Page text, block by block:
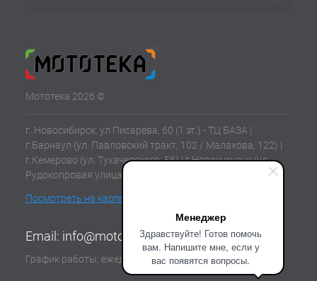
Менеджер
Здравствуйте! Готов помочь
вам. Напишите мне, если у
вас появятся вопросы.
Мототека 2026 ©
г. Новосибирск, ул Писарева, 60 (1 эт.) - ТЦ БАЗА |
г.Барнаул (ул. Павловский тракт, 102 / Малахова, 122) |
г.Кемерово (ул. Тухачевского, 56) | г.Новокузнецк (ул.
Рудокопровая улица, 21) | г.Томск (ул. Клюева, 11В)
Посмотреть на карте
Email: info@mototeka.su
График работы: ежедневно с 10:00 до 19:00